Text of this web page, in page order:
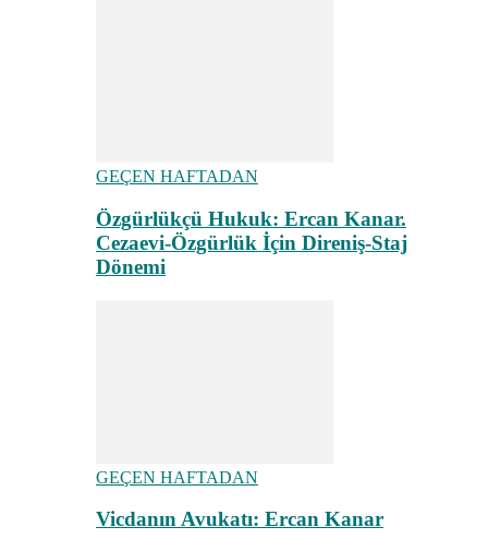
GEÇEN HAFTADAN
Özgürlükçü Hukuk: Ercan Kanar.
Cezaevi-Özgürlük İçin Direniş-Staj
Dönemi
GEÇEN HAFTADAN
Vicdanın Avukatı: Ercan Kanar